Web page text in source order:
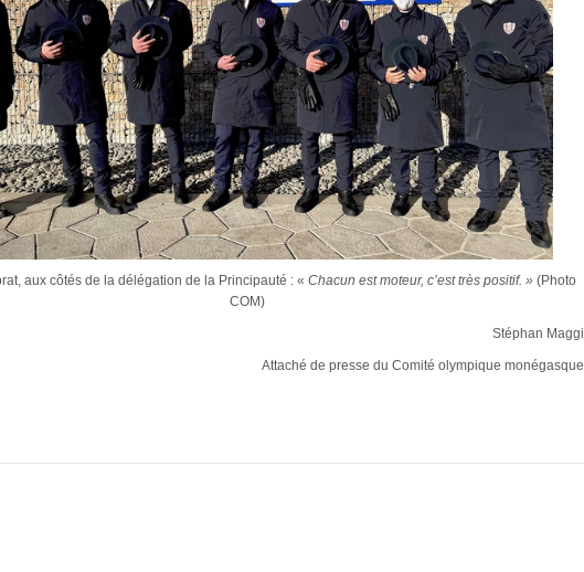
aux côtés de la délégation de la Principauté : « Chacun est moteur, c’est très positif. » (Photo
COM)
Stéphan Maggi
Attaché de presse du Comité olympique monégasque